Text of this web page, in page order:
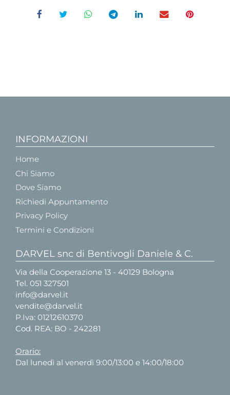
INFORMAZIONI
Home
Chi Siamo
Dove Siamo
Richiedi Appuntamento
Privacy Policy
Termini e Condizioni
DARVEL snc di Bentivogli Daniele & C.
Via della Cooperazione 13 - 40129 Bologna
Tel. 051 327501
info@darvel.it
vendite@darvel.it
P.Iva: 01212610370
Cod. REA: BO - 242281
Orario:
Dal lunedì al venerdì 9:00/13:00 e 14:00/18:00